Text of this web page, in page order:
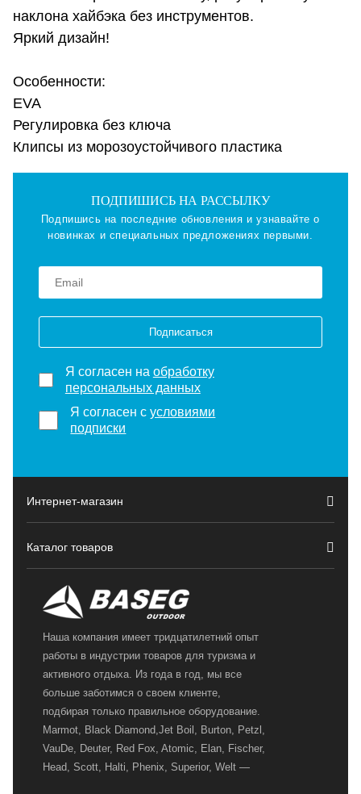
наклона хайбэка без инструментов.
Яркий дизайн!
Особенности:
EVA
Регулировка без ключа
Клипсы из морозоустойчивого пластика
ПОДПИШИСЬ НА РАССЫЛКУ
Подпишись на последние обновления и узнавайте о
новинках и специальных предложениях первыми.
Подписаться
Я согласен на обработку
персональных данных
Я согласен сусловиями
подписки
Интернет-магазин
Каталог товаров
Наша компания имеет тридцатилетний опыт
работы в индустрии товаров для туризма и
активного отдыха. Из года в год, мы все
больше заботимся о своем клиенте,
подбирая только правильное оборудование.
Marmot, Black Diamond,Jet Boil, Burton, Petzl,
VauDe, Deuter, Red Fox, Atomic, Elan, Fischer,
Head, Scott, Halti, Phenix, Superior, Welt —